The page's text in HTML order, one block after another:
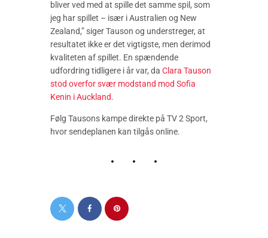
bliver ved med at spille det samme spil, som
jeg har spillet – især i Australien og New
Zealand,” siger Tauson og understreger, at
resultatet ikke er det vigtigste, men derimod
kvaliteten af spillet. En spændende
udfordring tidligere i år var, da Clara Tauson
stod overfor svær modstand mod Sofia
Kenin i Auckland.
Følg Tausons kampe direkte på TV 2 Sport,
hvor sendeplanen kan tilgås online.